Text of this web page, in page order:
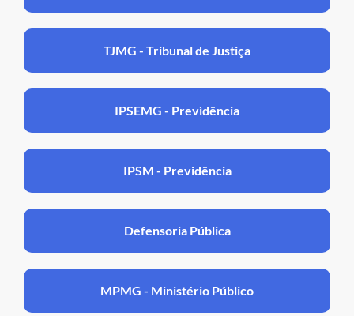
TJMG - Tribunal de Justiça
IPSEMG - Prevìdência
IPSM - Previdência
Defensoria Pública
MPMG - Ministério Público